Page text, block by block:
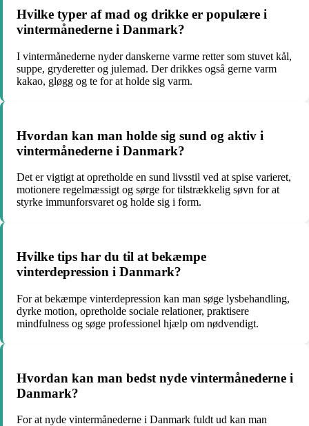
Hvilke typer af mad og drikke er populære i
vintermånederne i Danmark?
I vintermånederne nyder danskerne varme retter som stuvet kål,
suppe, gryderetter og julemad. Der drikkes også gerne varm
kakao, gløgg og te for at holde sig varm.
Hvordan kan man holde sig sund og aktiv i
vintermånederne i Danmark?
Det er vigtigt at opretholde en sund livsstil ved at spise varieret,
motionere regelmæssigt og sørge for tilstrækkelig søvn for at
styrke immunforsvaret og holde sig i form.
Hvilke tips har du til at bekæmpe
vinterdepression i Danmark?
For at bekæmpe vinterdepression kan man søge lysbehandling,
dyrke motion, opretholde sociale relationer, praktisere
mindfulness og søge professionel hjælp om nødvendigt.
Hvordan kan man bedst nyde vintermånederne i
Danmark?
For at nyde vintermånederne i Danmark fuldt ud kan man